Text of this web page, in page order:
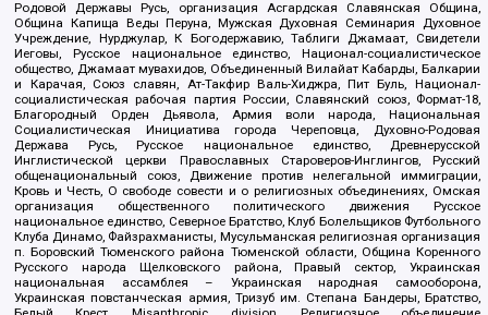
Родовой Державы Русь, организация Асгардская Славянская Община,
Община Капища Веды Перуна, Мужская Духовная Семинария Духовное
Учреждение, Нурджулар, К Богодержавию, Таблиги Джамаат, Свидетели
Иеговы, Русское национальное единство, Национал-социалистическое
общество, Джамаат мувахидов, Объединенный Вилайат Кабарды, Балкарии
и Карачая, Союз славян, Ат-Такфир Валь-Хиджра, Пит Буль, Национал-
социалистическая рабочая партия России, Славянский союз, Формат-18,
Благородный Орден Дьявола, Армия воли народа, Национальная
Социалистическая Инициатива города Череповца, Духовно-Родовая
Держава Русь, Русское национальное единство, Древнерусской
Инглистической церкви Православных Староверов-Инглингов, Русский
общенациональный союз, Движение против нелегальной иммиграции,
Кровь и Честь, О свободе совести и о религиозных объединениях, Омская
организация общественного политического движения Русское
национальное единство, Северное Братство, Клуб Болельщиков Футбольного
Клуба Динамо, Файзрахманисты, Мусульманская религиозная организация
п. Боровский Тюменского района Тюменской области, Община Коренного
Русского народа Щелковского района, Правый сектор, Украинская
национальная ассамблея – Украинская народная самооборона,
Украинская повстанческая армия, Тризуб им. Степана Бандеры, Братство,